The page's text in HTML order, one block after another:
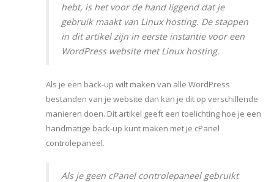
hebt, is het voor de hand liggend dat je
gebruik maakt van Linux hosting. De stappen
in dit artikel zijn in eerste instantie voor een
WordPress website met Linux hosting.
Als je een back-up wilt maken van alle WordPress
bestanden van je website dan kan je dit op verschillende
manieren doen. Dit artikel geeft een toelichting hoe je een
handmatige back-up kunt maken met je cPanel
controlepaneel.
Als je geen cPanel controlepaneel gebruikt